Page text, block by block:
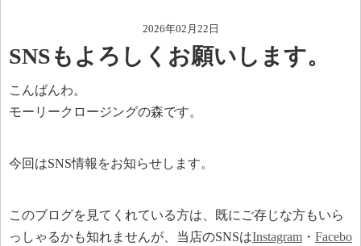
2026年02月22日
SNSもよろしくお願いします。
こんばんわ。
モーリークロージングの森です。
今回はSNS情報をお知らせします。
このブログを見てくれている方は、既にご存じな方もいら
っしゃるかも知れませんが、当店のSNSはInstagram ・ Facebo